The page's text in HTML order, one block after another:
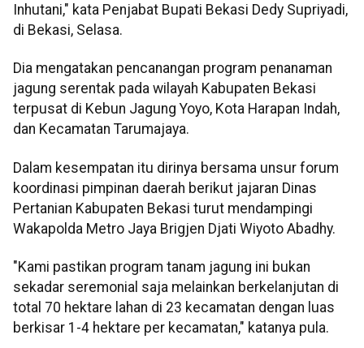
Inhutani," kata Penjabat Bupati Bekasi Dedy Supriyadi,
di Bekasi, Selasa.
Dia mengatakan pencanangan program penanaman
jagung serentak pada wilayah Kabupaten Bekasi
terpusat di Kebun Jagung Yoyo, Kota Harapan Indah,
dan Kecamatan Tarumajaya.
Dalam kesempatan itu dirinya bersama unsur forum
koordinasi pimpinan daerah berikut jajaran Dinas
Pertanian Kabupaten Bekasi turut mendampingi
Wakapolda Metro Jaya Brigjen Djati Wiyoto Abadhy.
"Kami pastikan program tanam jagung ini bukan
sekadar seremonial saja melainkan berkelanjutan di
total 70 hektare lahan di 23 kecamatan dengan luas
berkisar 1-4 hektare per kecamatan," katanya pula.